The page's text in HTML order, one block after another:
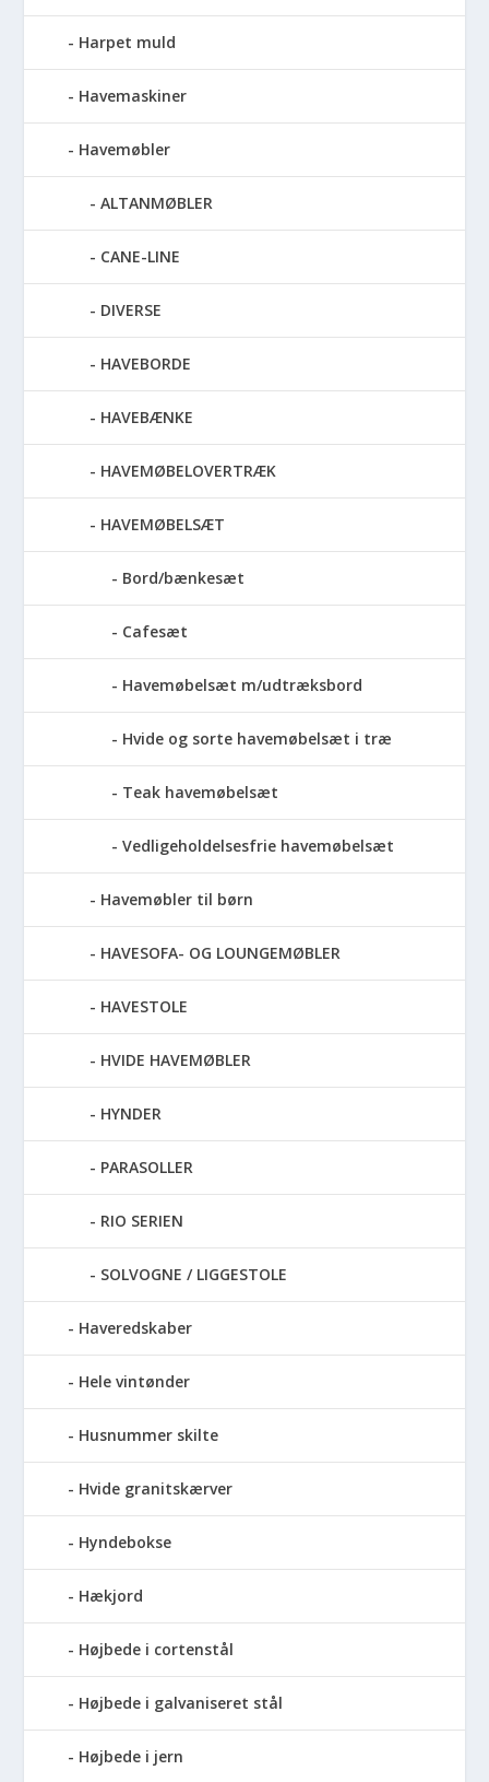
Harpet muld
Havemaskiner
Havemøbler
ALTANMØBLER
CANE-LINE
DIVERSE
HAVEBORDE
HAVEBÆNKE
HAVEMØBELOVERTRÆK
HAVEMØBELSÆT
Bord/bænkesæt
Cafesæt
Havemøbelsæt m/udtræksbord
Hvide og sorte havemøbelsæt i træ
Teak havemøbelsæt
Vedligeholdelsesfrie havemøbelsæt
Havemøbler til børn
HAVESOFA- OG LOUNGEMØBLER
HAVESTOLE
HVIDE HAVEMØBLER
HYNDER
PARASOLLER
RIO SERIEN
SOLVOGNE / LIGGESTOLE
Haveredskaber
Hele vintønder
Husnummer skilte
Hvide granitskærver
Hyndebokse
Hækjord
Højbede i cortenstål
Højbede i galvaniseret stål
Højbede i jern